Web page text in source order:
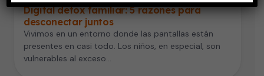
Digital detox familiar: 5 razones para
desconectar juntos
Vivimos en un entorno donde las pantallas están
presentes en casi todo. Los niños, en especial, son
vulnerables al exceso…